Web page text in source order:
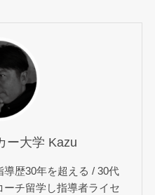
ー大学 Kazu
歴30年を超える / 30代
チ留学し指導者ライセ